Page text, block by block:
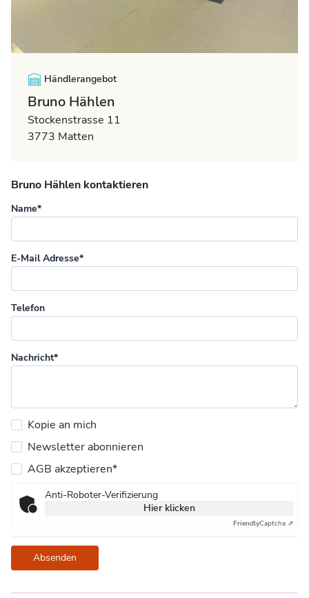
Händlerangebot
Bruno Hählen
Stockenstrasse 11
3773 Matten
Bruno Hählen kontaktieren
Name*
E-Mail Adresse*
Telefon
Nachricht*
Kopie an mich
Newsletter abonnieren
AGB akzeptieren*
Anti-Roboter-Verifizierung
Hier klicken
FriendlyCaptcha ⇗
Absenden